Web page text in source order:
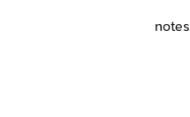
notes